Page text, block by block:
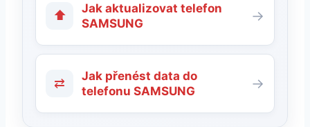
⬆
Jak aktualizovat telefon
SAMSUNG
→
⇄
Jak přenést data do
telefonu SAMSUNG
→